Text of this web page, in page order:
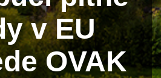
v EU
OVAK